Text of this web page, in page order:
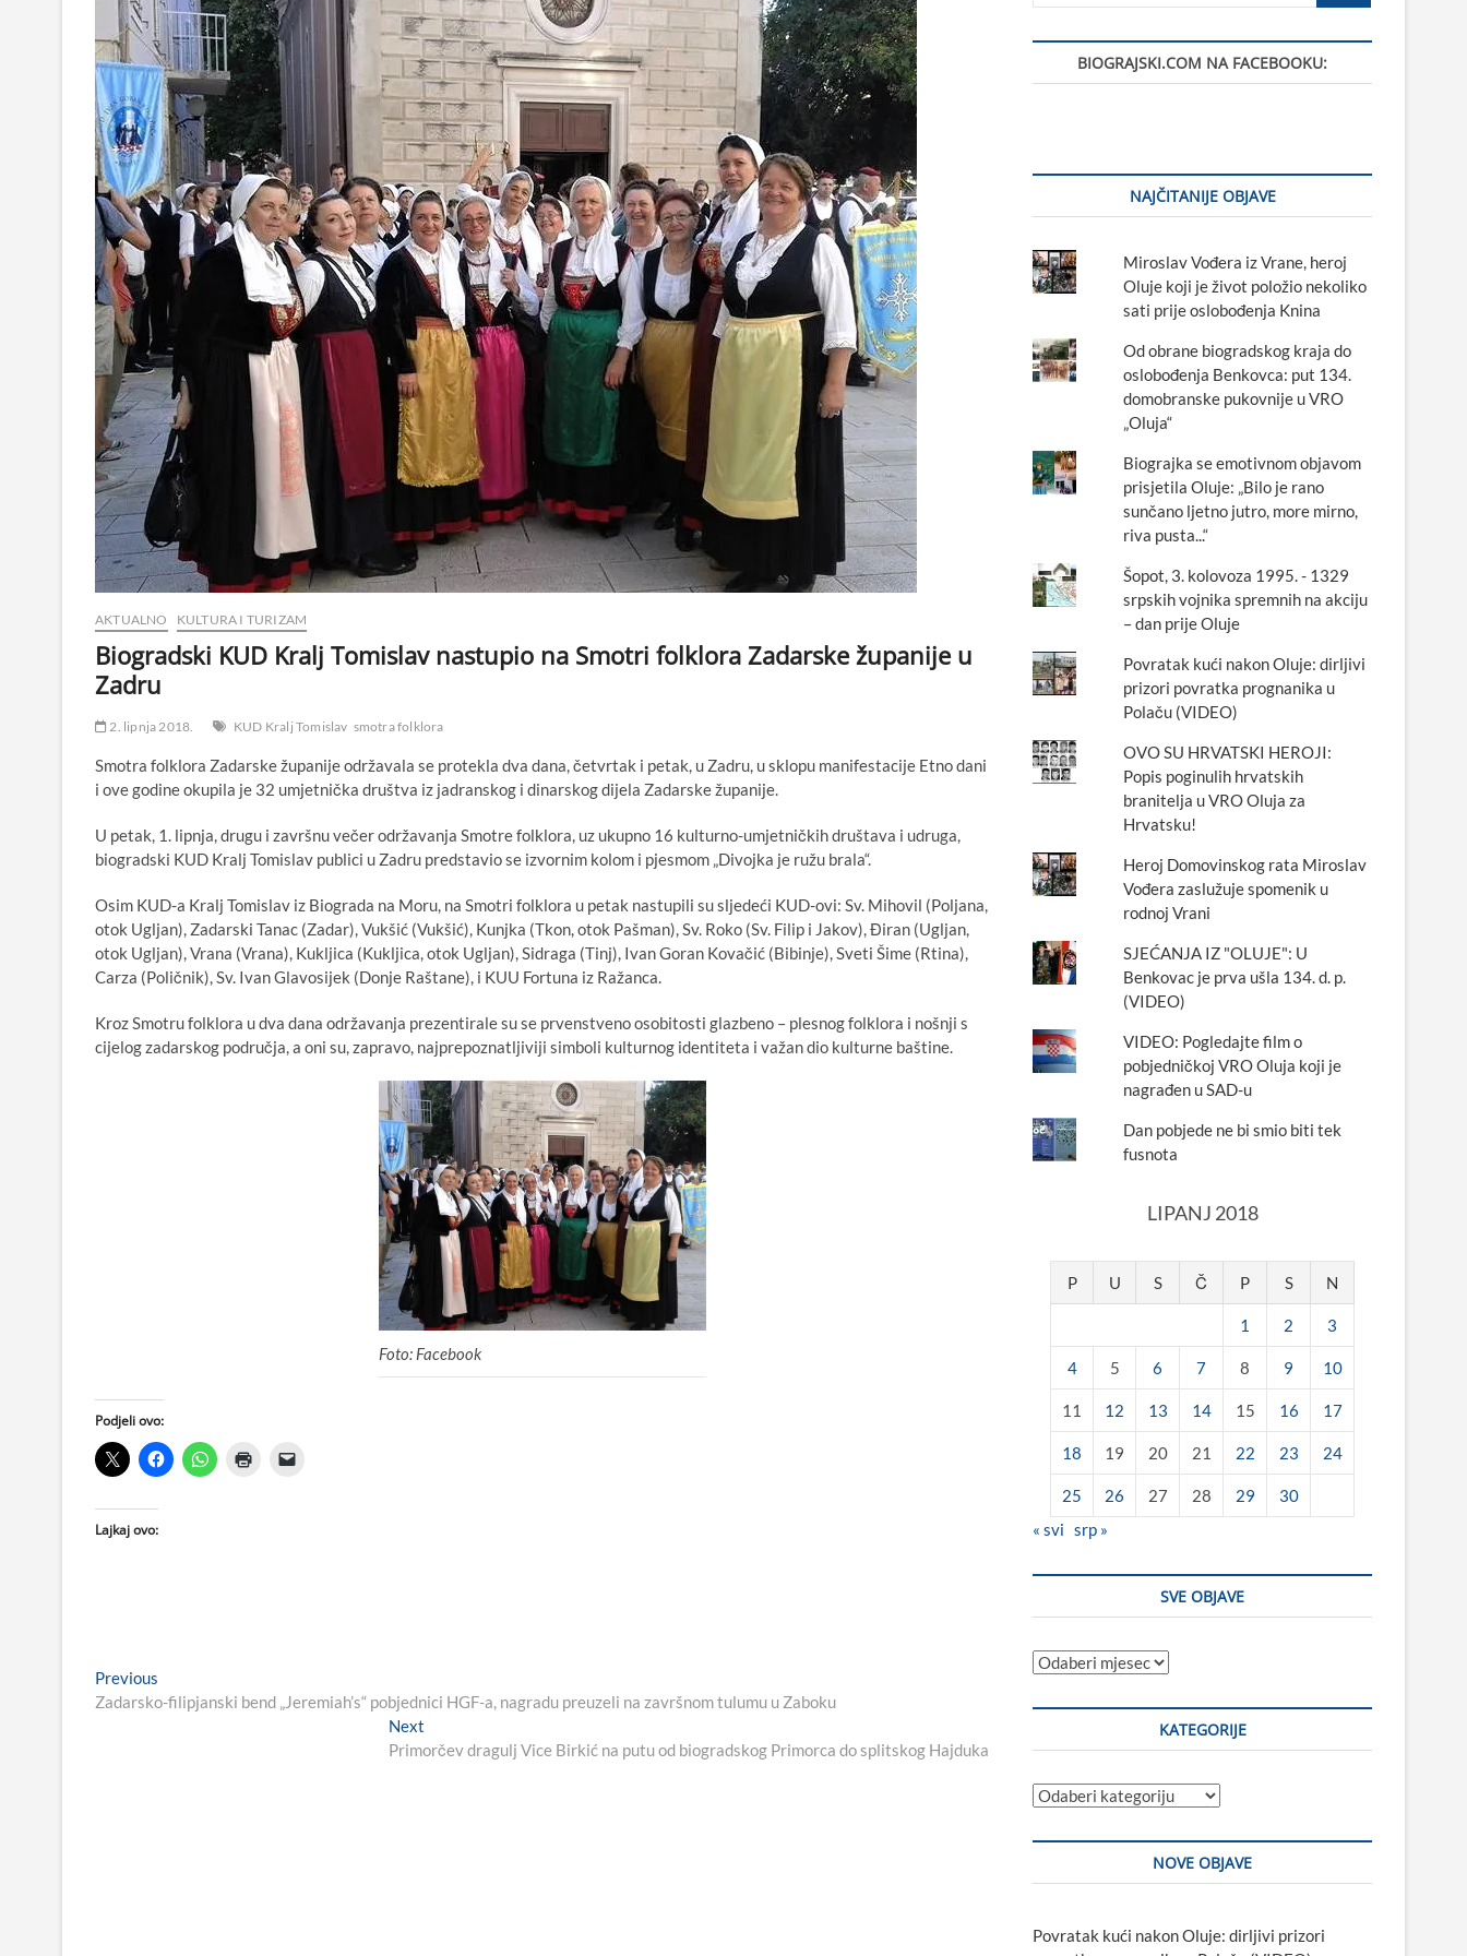
AKTUALNO KULTURA I TURIZAM
Biogradski KUD Kralj Tomislav nastupio na Smotri folklora Zadarske županije u
Zadru
2. lipnja 2018. KUD Kralj Tomislav smotra folklora
Smotra folklora Zadarske županije održavala se protekla dva dana, četvrtak i petak, u Zadru, u sklopu manifestacije Etno dani
i ove godine okupila je 32 umjetnička društva iz jadranskog i dinarskog dijela Zadarske županije.
U petak, 1. lipnja, drugu i završnu večer održavanja Smotre folklora, uz ukupno 16 kulturno-umjetničkih društava i udruga,
biogradski KUD Kralj Tomislav publici u Zadru predstavio se izvornim kolom i pjesmom „Divojka je ružu brala“.
Osim KUD-a Kralj Tomislav iz Biograda na Moru, na Smotri folklora u petak nastupili su sljedeći KUD-ovi: Sv. Mihovil (Poljana,
otok Ugljan), Zadarski Tanac (Zadar), Vukšić (Vukšić), Kunjka (Tkon, otok Pašman), Sv. Roko (Sv. Filip i Jakov), Điran (Ugljan,
otok Ugljan), Vrana (Vrana), Kukljica (Kukljica, otok Ugljan), Sidraga (Tinj), Ivan Goran Kovačić (Bibinje), Sveti Šime (Rtina),
Carza (Poličnik), Sv. Ivan Glavosijek (Donje Raštane), i KUU Fortuna iz Ražanca.
Kroz Smotru folklora u dva dana održavanja prezentirale su se prvenstveno osobitosti glazbeno – plesnog folklora i nošnji s
cijelog zadarskog područja, a oni su, zapravo, najprepoznatljiviji simboli kulturnog identiteta i važan dio kulturne baštine.
Foto: Facebook
Podjeli ovo:
Lajkaj ovo:
Navigacija
objava
Previous
post:
Zadarsko-filipjanski bend „Jeremiah’s“ pobjednici HGF-a, nagradu preuzeli na završnom tulumu u Zaboku
Next
post:
Primorčev dragulj Vice Birkić na putu od biogradskog Primorca do splitskog Hajduka
BIOGRAJSKI.COM NA FACEBOOKU:
NAJČITANIJE OBJAVE
Miroslav Vođera iz Vrane, heroj
Oluje koji je život položio nekoliko
sati prije oslobođenja Knina
Od obrane biogradskog kraja do
oslobođenja Benkovca: put 134.
domobranske pukovnije u VRO
„Oluja“
Biograjka se emotivnom objavom
prisjetila Oluje: „Bilo je rano
sunčano ljetno jutro, more mirno,
riva pusta...“
Šopot, 3. kolovoza 1995. - 1329
srpskih vojnika spremnih na akciju
– dan prije Oluje
Povratak kući nakon Oluje: dirljivi
prizori povratka prognanika u
Polaču (VIDEO)
OVO SU HRVATSKI HEROJI:
Popis poginulih hrvatskih
branitelja u VRO Oluja za
Hrvatsku!
Heroj Domovinskog rata Miroslav
Vođera zaslužuje spomenik u
rodnoj Vrani
SJEĆANJA IZ "OLUJE": U
Benkovac je prva ušla 134. d. p.
(VIDEO)
VIDEO: Pogledajte film o
pobjedničkoj VRO Oluja koji je
nagrađen u SAD-u
Dan pobjede ne bi smio biti tek
fusnota
LIPANJ 2018
P U S Č P S N
1 2 3
4 5 6 7 8 9 10
11 12 13 14 15 16 17
18 19 20 21 22 23 24
25 26 27 28 29
30
« svi srp »
SVE OBJAVE
Sve
KATEGORIJE
Kategorije
NOVE OBJAVE
Povratak kući nakon Oluje: dirljivi prizori